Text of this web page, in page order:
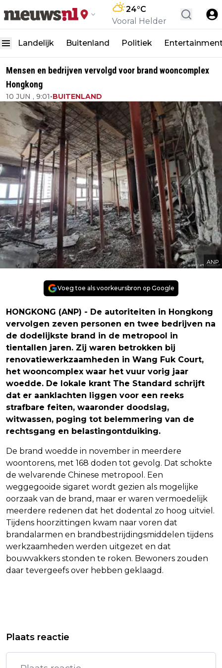
24°C
Vooral Helder
Landelijk Buitenland Politiek
Mensen en bedrijven vervolgd voor brand wooncomplex
Hongkong
10 JUN , 9:01•BUITENLAND
ANP
Voeg toe als voorkeursbron op Google
HONGKONG (ANP) - De autoriteiten in Hongkong
vervolgen zeven personen en twee bedrijven na
de dodelijkste brand in de metropool in
tientallen jaren. Zij waren betrokken bij
renovatiewerkzaamheden in Wang Fuk Court,
het wooncomplex waar het vuur vorig jaar
woedde. De lokale krant The Standard schrijft
dat er aanklachten liggen voor een reeks
strafbare feiten, waaronder doodslag,
witwassen, poging tot belemmering van de
rechtsgang en belastingontduiking.
De brand woedde in november in meerdere
woontorens, met 168 doden tot gevolg. Dat schokte
de welvarende Chinese metropool. Een
weggegooide sigaret wordt gezien als mogelijke
oorzaak van de brand, maar er waren vermoedelijk
meerdere redenen dat het dodental zo hoog uitviel.
Tijdens hoorzittingen kwam naar voren dat
brandalarmen en brandbestrijdingsmiddelen tijdens
werkzaamheden werden uitgezet en dat
bouwvakkers stonden te roken. Bewoners zouden
daar tevergeefs over hebben geklaagd.
MET VERMOEDELIJKE TERRORISTEN'
EL NIÑO BEGONNEN VOLGENS
JAPANSE DIENST, FORSE GEVOLGEN
Plaats reactie